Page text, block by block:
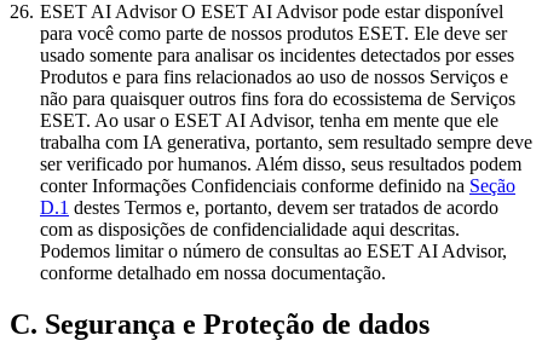
26. ESET AI AdvisorO ESET AI Advisor pode estar disponível
para você como parte de nossos produtos ESET. Ele deve ser
usado somente para analisar os incidentes detectados por esses
Produtos e para fins relacionados ao uso de nossos Serviços e
não para quaisquer outros fins fora do ecossistema de Serviços
ESET. Ao usar o ESET AI Advisor, tenha em mente que ele
trabalha com IA generativa, portanto, sem resultado sempre deve
ser verificado por humanos. Além disso, seus resultados podem
conter Informações Confidenciais conforme definido na Seção
D.1 destes Termos e, portanto, devem ser tratados de acordo
com as disposições de confidencialidade aqui descritas.
Podemos limitar o número de consultas ao ESET AI Advisor,
conforme detalhado em nossa documentação.
C. Segurança e Proteção de dados